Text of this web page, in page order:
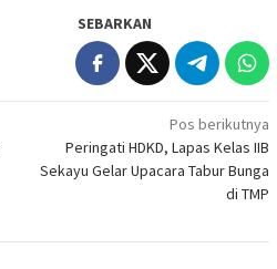
SEBARKAN
Pos berikutnya
Peringati HDKD, Lapas Kelas IIB
Sekayu Gelar Upacara Tabur Bunga
di TMP